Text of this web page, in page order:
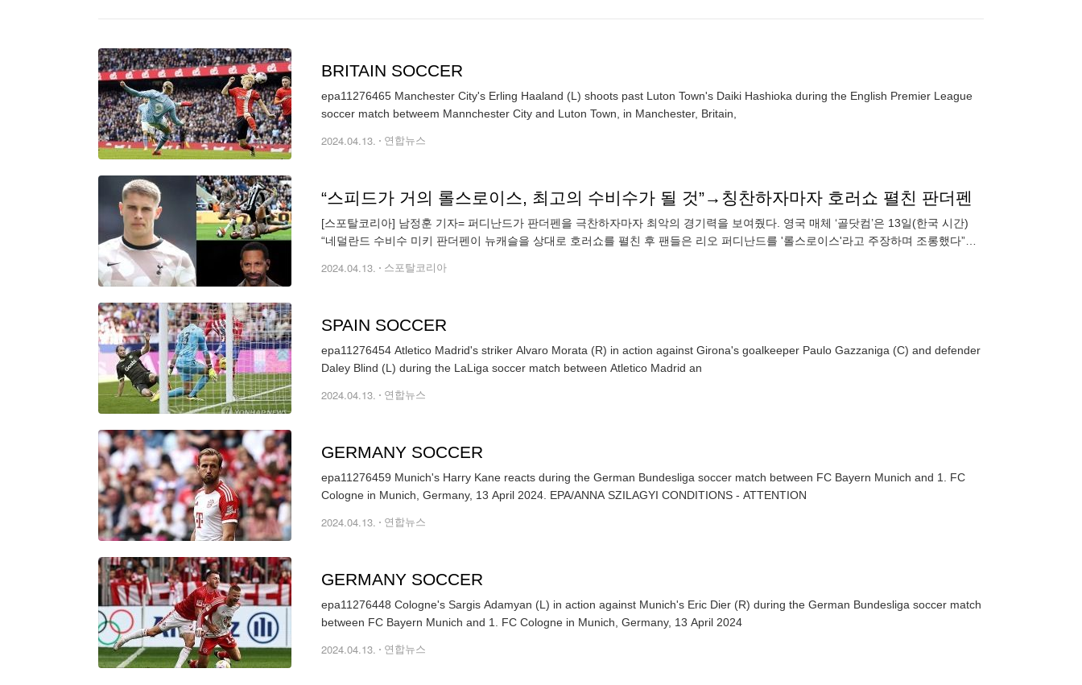
BRITAIN SOCCER
epa11276465 Manchester City's Erling Haaland (L) shoots past Luton Town's Daiki Hashioka during the English Premier League
soccer match betweem Mannchester City and Luton Town, in Manchester, Britain,
2024.04.13. 연합뉴스
“스피드가 거의 롤스로이스, 최고의 수비수가 될 것”→칭찬하자마자 호러쇼 펼친 판더펜
[스포탈코리아] 남정훈 기자= 퍼디난드가 판더펜을 극찬하자마자 최악의 경기력을 보여줬다. 영국 매체 ‘골닷컴’은 13일(한국 시간)
“네덜란드 수비수 미키 판더펜이 뉴캐슬을 상대로 호러쇼를 펼친 후 팬들은 리오 퍼디난드를 '롤스로이스'라고 주장하며 조롱했다”라
2024.04.13. 스포탈코리아
SPAIN SOCCER
epa11276454 Atletico Madrid's striker Alvaro Morata (R) in action against Girona's goalkeeper Paulo Gazzaniga (C) and defender
Daley Blind (L) during the LaLiga soccer match between Atletico Madrid an
2024.04.13. 연합뉴스
GERMANY SOCCER
epa11276459 Munich's Harry Kane reacts during the German Bundesliga soccer match between FC Bayern Munich and 1. FC
Cologne in Munich, Germany, 13 April 2024. EPA/ANNA SZILAGYI CONDITIONS - ATTENTION
2024.04.13. 연합뉴스
GERMANY SOCCER
epa11276448 Cologne's Sargis Adamyan (L) in action against Munich's Eric Dier (R) during the German Bundesliga soccer match
between FC Bayern Munich and 1. FC Cologne in Munich, Germany, 13 April 2024
2024.04.13. 연합뉴스